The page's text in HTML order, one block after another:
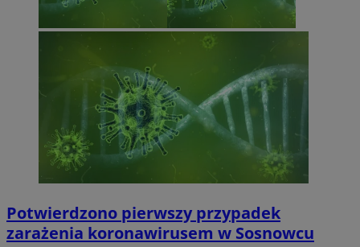
Potwierdzono pierwszy przypadek
zarażenia koronawirusem w Sosnowcu